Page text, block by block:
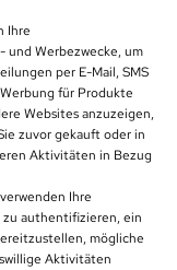
Ihre
und Werbezwecke, um
per E-Mail, SMS
für Produkte
Websites anzuzeigen,
zuvor gekauft oder in
Aktivitäten in Bezug
Ihre
authentifizieren, ein
mögliche
Aktivitäten